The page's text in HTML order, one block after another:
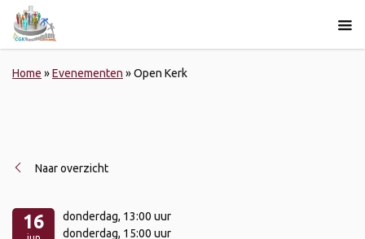
Home »Evenementen »Open Kerk
Naar overzicht
16 donderdag, 13:00 uur
donderdag, 15:00 uur